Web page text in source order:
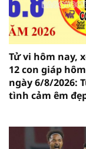
Tử vi hôm nay,
12 con giáp
ngày 6/8/2026:
tình cảm êm